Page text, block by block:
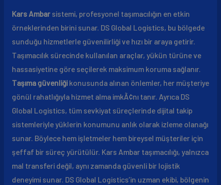
Kars Ambarsistemi, profesyonel taşımacılığın en etkin
örneklerinden birini sunar. DS Global Logistics, bu bölgede
sunduğu hizmetlerle güvenilirliği ve hızı bir araya getirir.
Taşımacılık sürecinde kullanılan araçlar, yükün türüne ve
hassasiyetine göre seçilerek maksimum koruma sağlanır.
Taşıma güvenliğikonusunda alınan önlemler, her müşteriye
gönül rahatlığıyla hizmet alma imkÃ¢nı tanır. Ayrıca DS
Global Logistics, tüm sevkiyat süreçlerinde dijital takip
sistemleriyle yüklerin konumunu anlık olarak izleme olanağı
sunar. Böylece hem işletmeler hem bireysel müşteriler için
şeffaf bir süreç yürütülür. Kars Ambar taşımacılığı, yalnızca
mal transferi değil, aynı zamanda güvenli bir lojistik
deneyimi sunar. DS Global Logistics’in uzman ekibi, bölgenin